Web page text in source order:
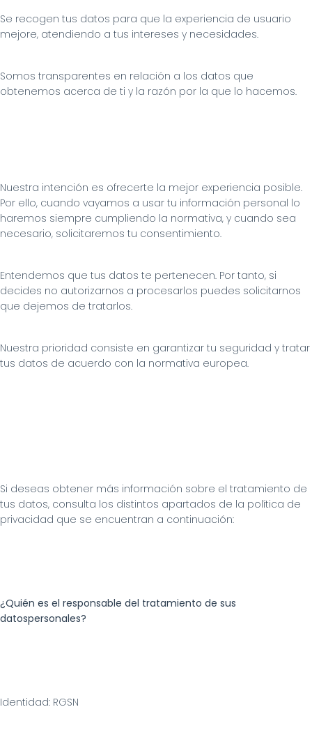
Se recogen tus datos para que la experiencia de usuario
mejore, atendiendo a tus intereses y necesidades.
Somos transparentes en relación a los datos que
obtenemos acerca de ti y la razón por la que lo hacemos.
Nuestra intención es ofrecerte la mejor experiencia posible.
Por ello, cuando vayamos a usar tu información personal lo
haremos siempre cumpliendo la normativa, y cuando sea
necesario, solicitaremos tu consentimiento.
Entendemos que tus datos te pertenecen. Por tanto, si
decides no autorizarnos a procesarlos puedes solicitarnos
que dejemos de tratarlos.
Nuestra prioridad consiste en garantizar tu seguridad y tratar
tus datos de acuerdo con la normativa europea.
Si deseas obtener más información sobre el tratamiento de
tus datos, consulta los distintos apartados de la política de
privacidad que se encuentran a continuación:
¿Quién es el responsable del tratamiento de sus
datospersonales?
Identidad: RGSN